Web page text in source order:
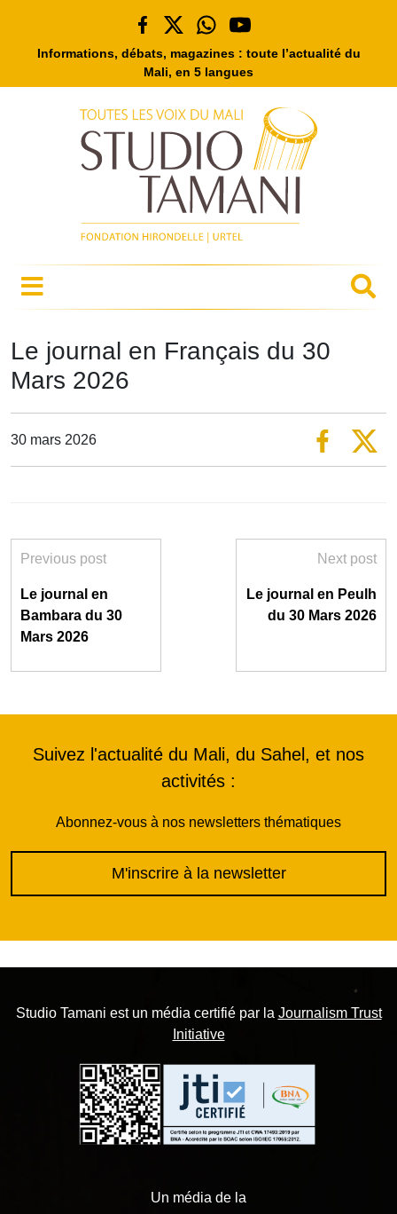
Informations, débats, magazines : toute l’actualité du
Mali, en 5 langues
Le journal en Français du 30
Mars 2026
30 mars 2026
Previous post
Le journal en
Bambara du 30
Mars 2026
Next post
Le journal en Peulh
du 30 Mars 2026
Suivez l'actualité du Mali, du Sahel, et nos
activités :
Abonnez-vous à nos newsletters thématiques
M'inscrire à la newsletter
Studio Tamani est un média certifié par la Journalism Trust
Initiative
Un média de la